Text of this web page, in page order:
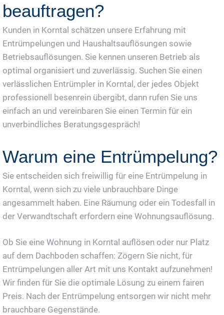
beauftragen?
Kunden in Korntal schätzen unsere Erfahrung mit
Entrümpelungen und Haushaltsauflösungen sowie
Betriebsauflösungen. Sie kennen unseren Betrieb als
optimal organisiert und zuverlässig. Suchen Sie einen
verlässlichen Entrümpler in Korntal, der jedes Objekt
professionell besenrein übergibt, dann rufen Sie uns
einfach an und vereinbaren Sie einen Termin für ein
unverbindliches Beratungsgespräch!
Warum eine Entrümpelung?
Sie entscheiden sich freiwillig für eine Entrümpelung in
Korntal, wenn sich zu viele unbrauchbare Dinge
angesammelt haben. Eine Räumung oder ein Todesfall in
der Verwandtschaft erfordern eine Wohnungsauflösung.
Ob Sie eine Wohnung in Korntal auflösen oder nur Platz
auf dem Dachboden schaffen: Zögern Sie nicht, für
Entrümpelungen aller Art mit uns Kontakt aufzunehmen!
Wir finden für Sie die optimale Lösung zu einem fairen
Preis. Nach der Entrümpelung entsorgen wir nicht mehr
brauchbare Gegenstände.